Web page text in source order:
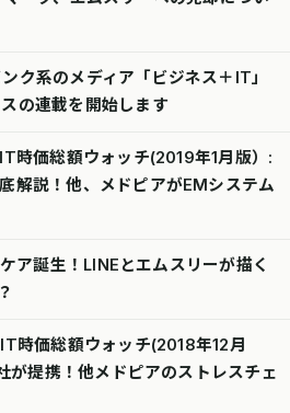
ク系のメディア「ビジネス＋IT」
の連載を開始します
時価総額ウォッチ(2019年1月版）:
解説！他、メドピアがEMシステム
ア誕生！LINEとエムスリーが描く
時価総額ウォッチ(2018年12月
が提携！他メドピアのストレスチェ